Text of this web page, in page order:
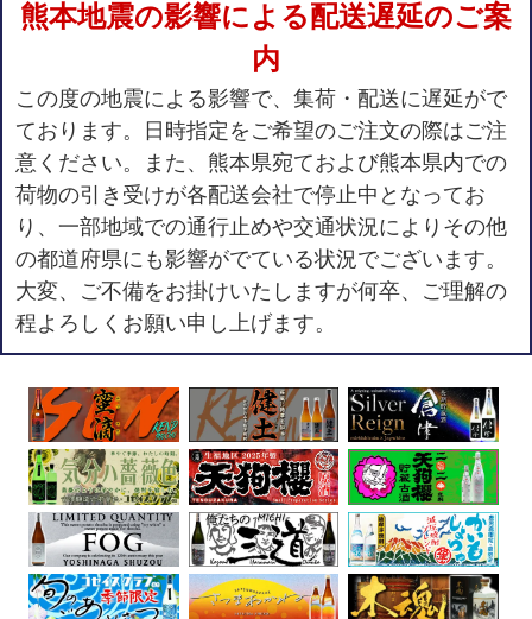
熊本地震の影響による配送遅延のご案
内
この度の地震による影響で、集荷・配送に遅延がで
ております。日時指定をご希望のご注文の際はご注
意ください。また、熊本県宛ておよび熊本県内での
荷物の引き受けが各配送会社で停止中となってお
り、一部地域での通行止めや交通状況によりその他
の都道府県にも影響がでている状況でございます。
大変、ご不備をお掛けいたしますが何卒、ご理解の
程よろしくお願い申し上げます。